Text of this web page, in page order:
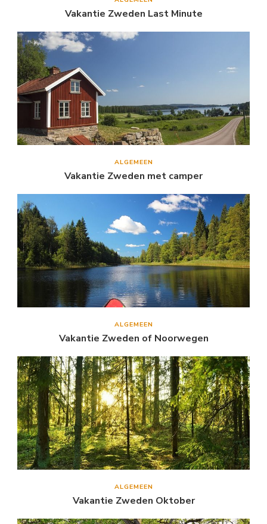
Vakantie Zweden Last Minute
ALGEMEEN
Vakantie Zweden met camper
ALGEMEEN
Vakantie Zweden of Noorwegen
ALGEMEEN
Vakantie Zweden Oktober